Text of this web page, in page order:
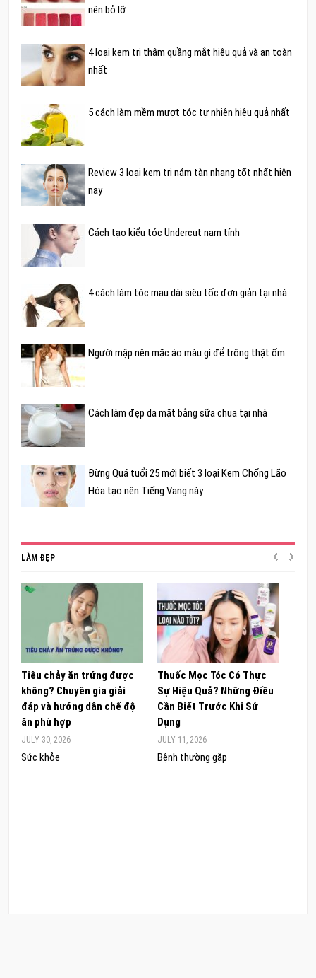
nên bỏ lỡ
4 loại kem trị thâm quầng mắt hiệu quả và an toàn
nhất
5 cách làm mềm mượt tóc tự nhiên hiệu quả nhất
Review 3 loại kem trị nám tàn nhang tốt nhất hiện
nay
Cách tạo kiểu tóc Undercut nam tính
4 cách làm tóc mau dài siêu tốc đơn giản tại nhà
Người mập nên mặc áo màu gì để trông thật ốm
Cách làm đẹp da mặt bằng sữa chua tại nhà
Đừng Quá tuổi 25 mới biết 3 loại Kem Chống Lão
Hóa tạo nên Tiếng Vang này
LÀM ĐẸP
Tiêu chảy ăn trứng được
không? Chuyên gia giải
đáp và hướng dẫn chế độ
ăn phù hợp
JULY 30, 2026
Sức khỏe
Thuốc Mọc Tóc Có Thực
Sự Hiệu Quả? Những Điều
Cần Biết Trước Khi Sử
Dụng
JULY 11, 2026
Bệnh thường gặp